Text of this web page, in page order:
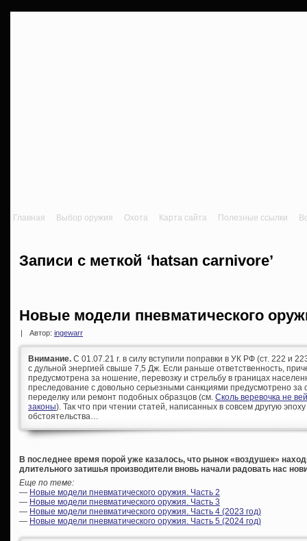
Главная Выбор оружия Охота Карта сайта Полезные ссылки
Записи с меткой ‘hatsan carnivore’
Новые модели пневматического
Автор: ingewarr
Внимание. С 01.07.21 г. в силу вступили поправки в УК РФ (ст. 222 и
с дульной энергией свыше 7,5 Дж. Если раньше ответственность,
предусмотрена за ношение, перевозку и стрельбу в границах
преследование с довольно серьезными санкциями предусмотрено за
переделку или ремонт подобных образцов (см. Сколь веревочка не
законы). Так что при чтении статей, написанных в совсем другую
обстоятельства…
В последнее время порой уже казалось, что рынок «воздушек»
длительного затишья производители вновь начали радовать нас
Еще по теме:
— Новые модели пневматического оружия. Часть 2
— Новые модели пневматического оружия. Часть 3
— Новые модели пневматического оружия. Часть 4 (2023 год)
— Новые модели пневматического оружия. Часть 5 (2024 год)